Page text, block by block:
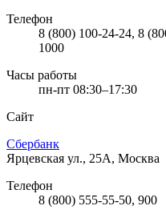
Телефон
8 (800) 100-24-24, 8
1000
Часы работы
пн-пт 08:30–17:30
Сайт
Сбербанк
Ярцевская ул., 25А, Москва
Телефон
8 (800) 555-55-50, 900